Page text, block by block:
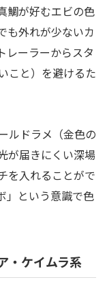
鯛が好むエビの色
も外れが少ないカ
レーラーからスタ
こと）を避けるた
ルドラメ（金色の
が届きにくい深場
を入れることがで
」という意識で色
・ケイムラ系